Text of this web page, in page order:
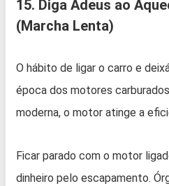
15. Diga Adeus ao
(Marcha Lenta)
O hábito de ligar o carro e
época dos motores
moderna, o motor atinge a
Ficar parado com o motor
dinheiro pelo escapamento.